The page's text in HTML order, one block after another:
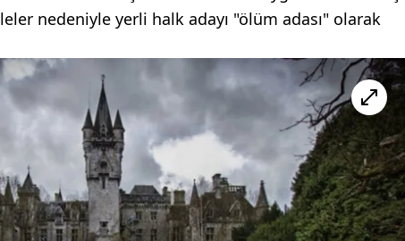
nedeniyle yerli halk adayı "ölüm adası" olarak